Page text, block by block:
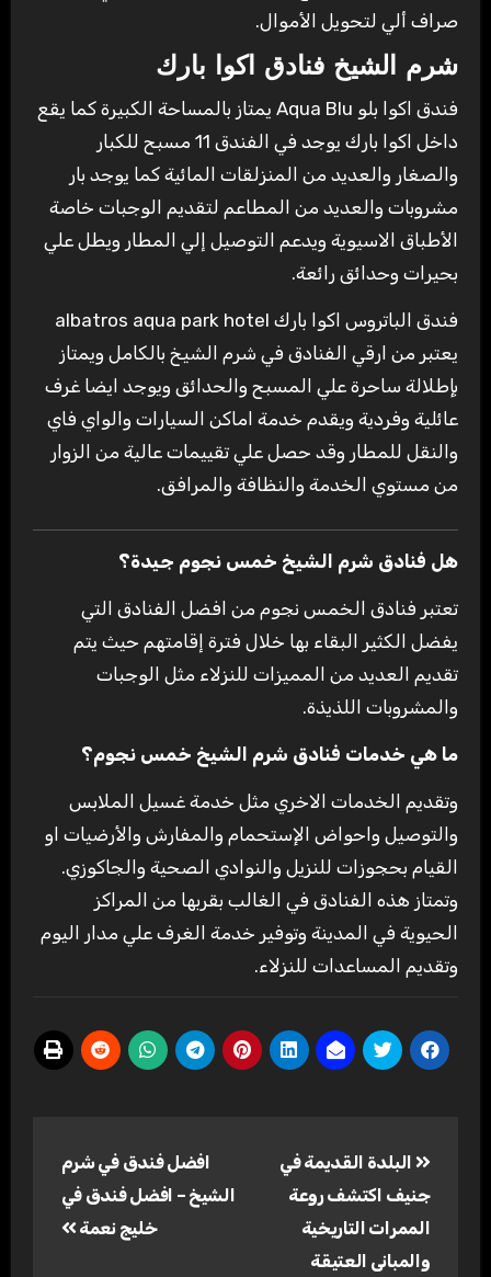
صراف ألي لتحويل الأموال.
شرم الشيخ فنادق اكوا بارك
فندق اكوا بلو Aqua Blu يمتاز بالمساحة الكبيرة كما يقع
داخل اكوا بارك يوجد في الفندق 11 مسبح للكبار
والصغار والعديد من المنزلقات المائية كما يوجد بار
مشروبات والعديد من المطاعم لتقديم الوجبات خاصة
الأطباق الاسيوية ويدعم التوصيل إلي المطار ويطل علي
بحيرات وحدائق رائعة.
فندق الباتروس اكوا بارك albatros aqua park hotel
يعتبر من ارقي الفنادق في شرم الشيخ بالكامل ويمتاز
بإطلالة ساحرة علي المسبح والحدائق ويوجد ايضا غرف
عائلية وفردية ويقدم خدمة اماكن السيارات والواي فاي
والنقل للمطار وقد حصل علي تقييمات عالية من الزوار
من مستوي الخدمة والنظافة والمرافق.
هل فنادق شرم الشيخ خمس نجوم جيدة؟
تعتبر فنادق الخمس نجوم من افضل الفنادق التي
يفضل الكثير البقاء بها خلال فترة إقامتهم حيث يتم
تقديم العديد من المميزات للنزلاء مثل الوجبات
والمشروبات اللذيذة.
ما هي خدمات فنادق شرم الشيخ خمس نجوم؟
وتقديم الخدمات الاخري مثل خدمة غسيل الملابس
والتوصيل واحواض الإستحمام والمفارش والأرضيات او
القيام بحجوزات للنزيل والنوادي الصحية والجاكوزي.
وتمتاز هذه الفنادق في الغالب بقربها من المراكز
الحيوية في المدينة وتوفير خدمة الغرف علي مدار اليوم
وتقديم المساعدات للنزلاء.
المقالات
البلدة القديمة في
جنيف اكتشف روعة
الممرات التاريخية
والمبانى العتيقة
افضل فندق في شرم
الشيخ – افضل فندق في
خليج نعمة